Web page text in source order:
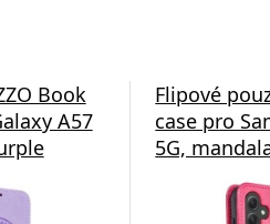
Book
A57
Flipové
case pro
5G,